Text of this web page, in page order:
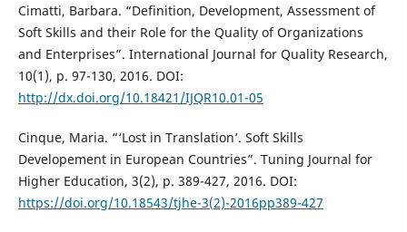
Cimatti, Barbara. “Definition, Development, Assessment of
Soft Skills and their Role for the Quality of Organizations
and Enterprises”. International Journal for Quality Research,
10(1), p. 97-130, 2016. DOI:
http://dx.doi.org/10.18421/IJQR10.01-05
Cinque, Maria. “‘Lost in Translation’. Soft Skills
Developement in European Countries”. Tuning Journal for
Higher Education, 3(2), p. 389-427, 2016. DOI:
https://doi.org/10.18543/tjhe-3(2)-2016pp389-427